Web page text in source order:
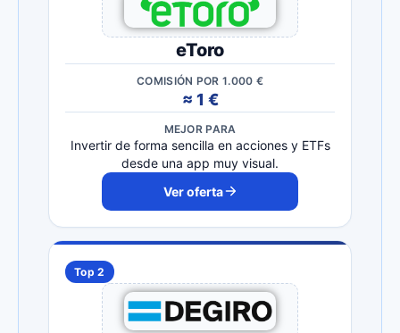
eToro
COMISIÓN POR 1.000 €
≈ 1 €
MEJOR PARA
Invertir de forma sencilla en acciones y ETFs
desde una app muy visual.
Ver oferta
Top 2